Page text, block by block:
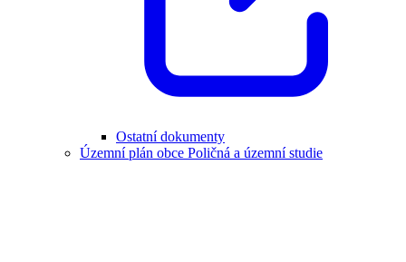
Ostatní dokumenty
Územní plán obce Poličná a územní studie